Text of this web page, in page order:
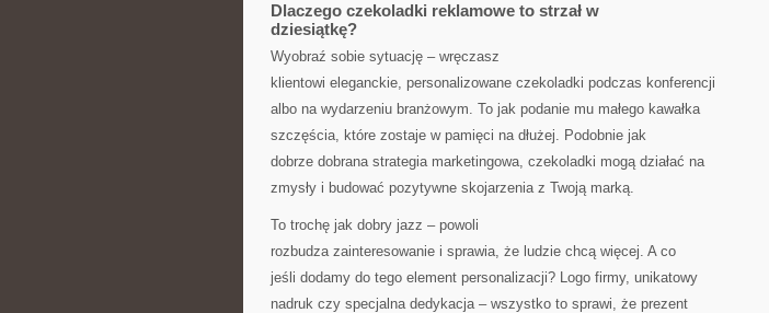
Dlaczego czekoladki reklamowe to strzał w
dziesiątkę?
Wyobraź sobie sytuację – wręczasz
klientowi eleganckie, personalizowane czekoladki podczas konferencji
albo na wydarzeniu branżowym. To jak podanie mu małego kawałka
szczęścia, które zostaje w pamięci na dłużej. Podobnie jak
dobrze dobrana strategia marketingowa, czekoladki mogą działać na
zmysły i budować pozytywne skojarzenia z Twoją marką.
To trochę jak dobry jazz – powoli
rozbudza zainteresowanie i sprawia, że ludzie chcą więcej. A co
jeśli dodamy do tego element personalizacji? Logo firmy, unikatowy
nadruk czy specjalna dedykacja – wszystko to sprawi, że prezent